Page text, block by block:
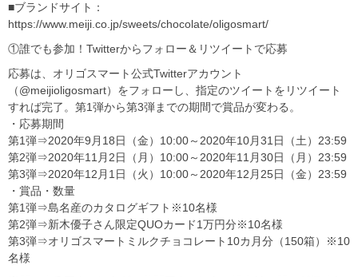
■ブランドサイト：
https://www.meiji.co.jp/sweets/chocolate/oligosmart/
①誰でも参加！Twitterからフォロー＆リツイートで応募
応募は、オリゴスマート公式Twitterアカウント
（@meijioligosmart）をフォローし、指定のツイートをリツイート
すれば完了。第1弾から第3弾までの期間で賞品が変わる。
・応募期間
第1弾⇒2020年9月18日（金）10:00～2020年10月31日（土）23:59
第2弾⇒2020年11月2日（月）10:00～2020年11月30日（月）23:59
第3弾⇒2020年12月1日（火）10:00～2020年12月25日（金）23:59
・賞品・数量
第1弾⇒島名産のカタログギフト※10名様
第2弾⇒新木優子さん限定QUOカード1万円分※10名様
第3弾⇒オリゴスマートミルクチョコレート10カ月分（150箱）※10
名様